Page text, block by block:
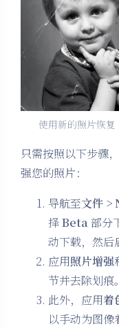
夜间模式
使用新的照片恢
只需按照以下步骤
强您的照片：
导航至文件 >
择Beta部分
动下载，然后
应用照片增强
节并去除划痕。
此外，应用着
以手动为图像